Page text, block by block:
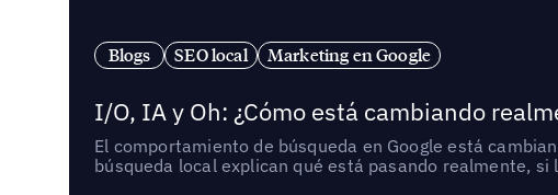
Blogs SEO local Marketing en Google
I/O, IA y Oh: ¿Cómo está cambiando
El comportamiento de búsqueda en Google está
búsqueda local explican qué está pasando realmente,